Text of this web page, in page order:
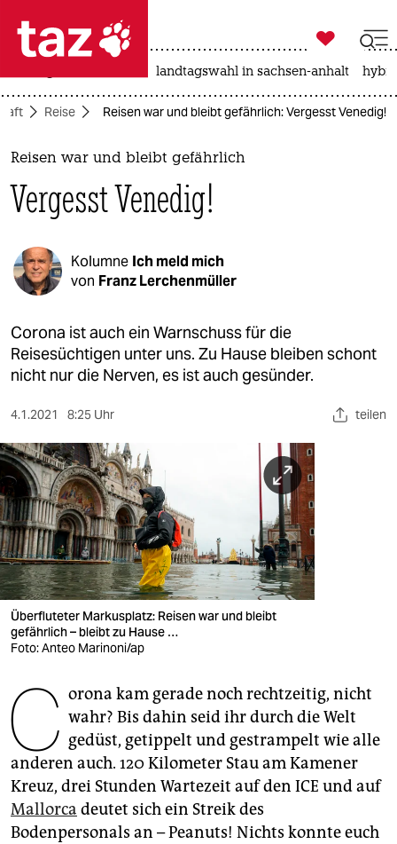
 taz zahl ich
taz zahl ich
themen
politik
öko
gesellschaft
kultur
sport
nord
wahrheit
verlag
verlag
veranstaltungen
shop
fragen & hilfe
unterstützen
abo
genossenschaft
epaper login

taz zahl ich
landtagswahl in sachsen-anhalt
Reise Reisen war und bleibt gefährlich: Vergesst Venedig!
Reisen war und bleibt gefährlich
Vergesst Venedig!
Kolumne Ich meld mich
von Franz Lerchenmüller
Corona ist auch ein Warnschuss für die
Reisesüchtigen unter uns. Zu Hause bleiben schont
nicht nur die Nerven, es ist auch gesünder.
4.1.2021 8:25 Uhr teilen
Überfluteter Markusplatz: Reisen war und bleibt
gefährlich – bleibt zu Hause …
Foto: Anteo Marinoni/ap
C orona kam gerade noch rechtzeitig, nicht
wahr? Bis dahin seid ihr durch die Welt
gedüst, getippelt und gestrampelt wie alle
anderen auch. 120 Kilometer Stau am Kamener
Kreuz, drei Stunden Wartezeit auf den ICE und auf
Mallorca deutet sich ein Streik des
Bodenpersonals an – Peanuts! Nichts konnte euch